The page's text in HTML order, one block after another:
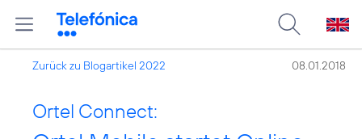
Zurück zu Blogartikel 2022 08.01.2018
Ortel Connect: